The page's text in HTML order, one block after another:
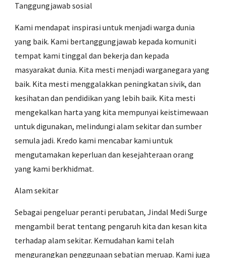
Tanggungjawab sosial
Kami mendapat inspirasi untuk menjadi warga dunia
yang baik. Kami bertanggungjawab kepada komuniti
tempat kami tinggal dan bekerja dan kepada
masyarakat dunia. Kita mesti menjadi warganegara yang
baik. Kita mesti menggalakkan peningkatan sivik, dan
kesihatan dan pendidikan yang lebih baik. Kita mesti
mengekalkan harta yang kita mempunyai keistimewaan
untuk digunakan, melindungi alam sekitar dan sumber
semula jadi. Kredo kami mencabar kami untuk
mengutamakan keperluan dan kesejahteraan orang
yang kami berkhidmat.
Alam sekitar
Sebagai pengeluar peranti perubatan, Jindal Medi Surge
mengambil berat tentang pengaruh kita dan kesan kita
terhadap alam sekitar. Kemudahan kami telah
mengurangkan penggunaan sebatian meruap. Kami juga